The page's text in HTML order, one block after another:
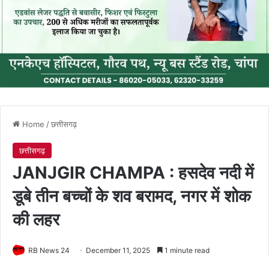
Home /छत्तीसगढ़
छत्तीसगढ़
JANJGIR CHAMPA : हसदेव नदी में
डूबे तीन बच्चों के शव बरामद, नगर में शोक
की लहर
RB News 24 December 11, 2025 1 minute read